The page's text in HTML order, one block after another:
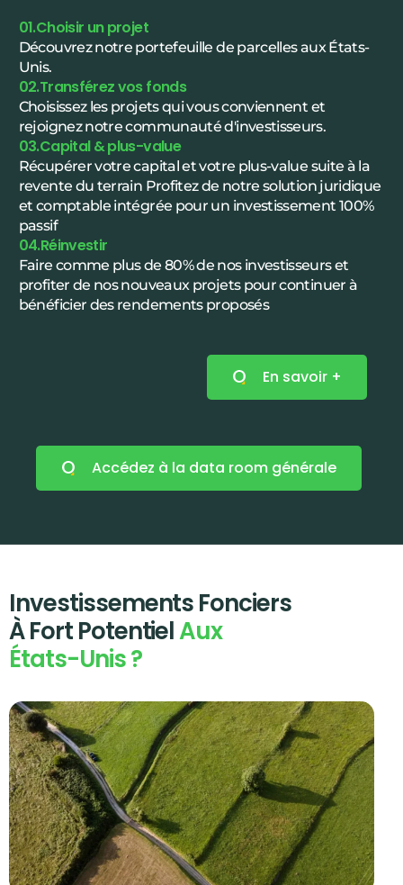
01.Choisir un projet
Découvrez notre portefeuille de parcelles aux États-
Unis.
02.Transférez vos fonds
Choisissez les projets qui vous conviennent et
rejoignez notre communauté d'investisseurs.
03.Capital & plus-value
Récupérer votre capital et votre plus-value suite à la
revente du terrain Profitez de notre solution juridique
et comptable intégrée pour un investissement 100%
passif
04.Réinvestir
Faire comme plus de 80% de nos investisseurs et
profiter de nos nouveaux projets pour continuer à
bénéficier des rendements proposés
En savoir +
Accédez à la data room générale
Investissements Fonciers
À Fort PotentielAux
États-Unis ?